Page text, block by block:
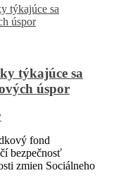
týkajúce sa
úspor
fond
bezpečnosť
zmien Sociálneho